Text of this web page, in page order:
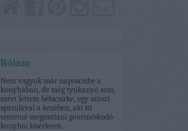
Rólam
Nem vagyok már naposcsibe a
konyhában, de még tyúkanyó sem,
ezért lettem bébicsirke, egy szöszi
spatulával a kezében, aki itt
szeretné megosztani gourméskodó
konyhai kísérleteit.